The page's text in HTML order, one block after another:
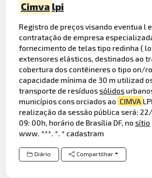
Cimva lpi
Registro de preços visando eventua l
contratação de empresa
fornecimento de telas tipo redinha (
extensores elásticos, destinados ao
cobertura dos contêineres o tipo on/
capacidade mínima de 30 m utilizad
transporte de resíduos sólidos
municípios cons orciados ao CIMVA
realização da sessão pública será:
09: 00h, horário de Brasília DF, no sítio
www. ***. *. * cadastram
Diário Compartilhar